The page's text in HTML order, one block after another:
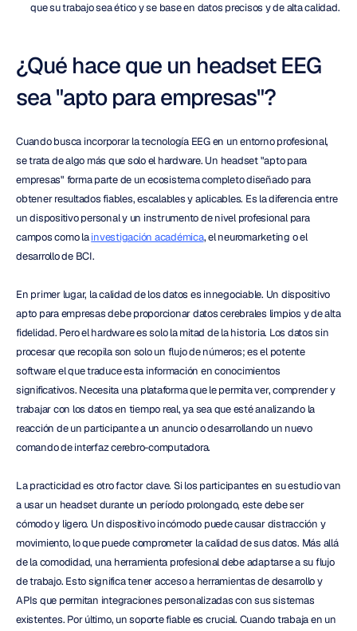
que su trabajo sea ético y se base en datos precisos y de alta calidad.
¿Qué hace que un headset EEG
sea "apto para empresas"?
Cuando busca incorporar la tecnología EEG en un entorno profesional,
se trata de algo más que solo el hardware. Un headset "apto para
empresas" forma parte de un ecosistema completo diseñado para
obtener resultados fiables, escalables y aplicables. Es la diferencia entre
un dispositivo personal y un instrumento de nivel profesional para
campos como la investigación académica, el neuromarketing o el
desarrollo de BCI.
En primer lugar, la calidad de los datos es innegociable. Un dispositivo
apto para empresas debe proporcionar datos cerebrales limpios y de alta
fidelidad. Pero el hardware es solo la mitad de la historia. Los datos sin
procesar que recopila son solo un flujo de números; es el potente
software el que traduce esta información en conocimientos
significativos. Necesita una plataforma que le permita ver, comprender y
trabajar con los datos en tiempo real, ya sea que esté analizando la
reacción de un participante a un anuncio o desarrollando un nuevo
comando de interfaz cerebro-computadora.
La practicidad es otro factor clave. Si los participantes en su estudio van
a usar un headset durante un período prolongado, este debe ser
cómodo y ligero. Un dispositivo incómodo puede causar distracción y
movimiento, lo que puede comprometer la calidad de sus datos. Más allá
de la comodidad, una herramienta profesional debe adaptarse a su flujo
de trabajo. Esto significa tener acceso a herramientas de desarrollo y
APIs que permitan integraciones personalizadas con sus sistemas
existentes. Por último, un soporte fiable es crucial. Cuando trabaja en un